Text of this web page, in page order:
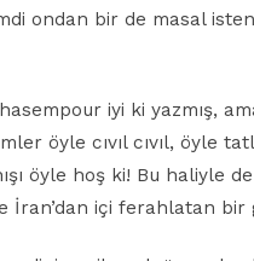
ondan bir de masal
iyi ki yazmış,
öyle cıvıl cıvıl, öyle
öyle hoş ki! Bu haliyle
İran’dan içi ferahlatan bir